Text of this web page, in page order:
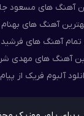
های مسعود جلیلیان 1405
آهنگ های
تمام آهنگ های
آهنگ های مهدی
آلبوم فریک از